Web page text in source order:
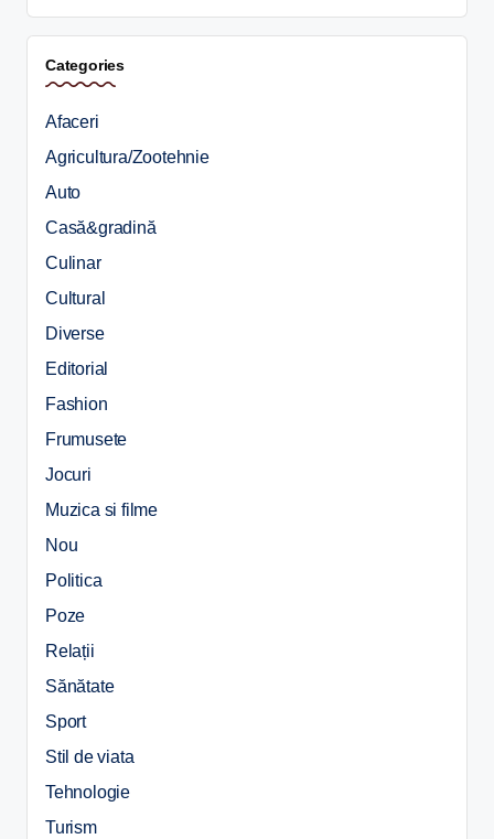
Categories
Afaceri
Agricultura/Zootehnie
Auto
Casă&gradină
Culinar
Cultural
Diverse
Editorial
Fashion
Frumusete
Jocuri
Muzica si filme
Nou
Politica
Poze
Relații
Sănătate
Sport
Stil de viata
Tehnologie
Turism